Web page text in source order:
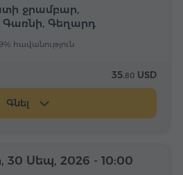
ջրամբար,
Գեղարդ
հավանություն
35.80 USD
Գնել
30 Սեպ, 2026 - 10:00